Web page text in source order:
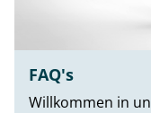
FAQ's
Willkommen in